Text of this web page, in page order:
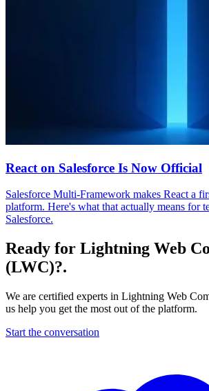
React on Salesforce Is Now Official
Salesforce Multi-Framework makes React a
platform. Here's what that actually means for
Salesforce.
Ready for Lightning Web
(LWC)?.
We are certified experts in Lightning Web
us help you get the most out of the platform.
Start the conversation